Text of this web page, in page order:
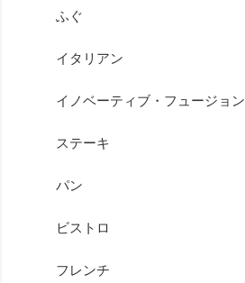
ふぐ
イタリアン
イノベーティブ・フュージョン
ステーキ
パン
ビストロ
フレンチ